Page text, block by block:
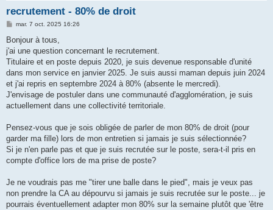
recrutement - 80% de droit
M
s
a
g
mar. 7 oct. 2025 16:26
Bonjour à tous,
j'ai une question concernant le recrutement.
Titulaire et en poste depuis 2020, je suis devenue responsable d'unité
dans mon service en janvier 2025. Je suis aussi maman depuis juin 2024
et j'ai repris en septembre 2024 à 80% (absente le mercredi).
J'envisage de postuler dans une communauté d'agglomération, je suis
actuellement dans une collectivité territoriale.
Pensez-vous que je sois obligée de parler de mon 80% de droit (pour
garder ma fille) lors de mon entretien si jamais je suis sélectionnée?
Si je n'en parle pas et que je suis recrutée sur le poste, sera-t-il pris en
compte d'office lors de ma prise de poste?
Je ne voudrais pas me "tirer une balle dans le pied", mais je veux pas
non prendre la CA au dépourvu si jamais je suis recrutée sur le poste... je
pourrais éventuellement adapter mon 80% sur la semaine plutôt que 'être